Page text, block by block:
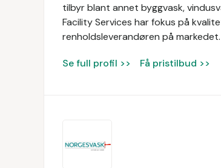
tilbyr blant annet byggvask,
Facility Services har fokus på
renholdsleverandøren på
Se full profil >> Få pristilbud >>